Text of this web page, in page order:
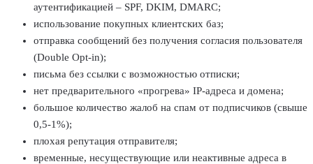
аутентификацией – SPF, DKIM, DMARC;
использование покупных клиентских баз;
отправка сообщений без получения согласия пользователя
(Double Opt-in);
письма без ссылки с возможностью отписки;
нет предварительного «прогрева» IP-адреса и домена;
большое количество жалоб на спам от подписчиков (свыше
0,5-1%);
плохая репутация отправителя;
временные, несуществующие или неактивные адреса в